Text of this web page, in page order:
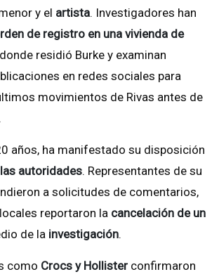
y el artista. Investigadores han
de registro en una vivienda de
donde residió Burke y examinan
en redes sociales para
movimientos de Rivas antes de
años, ha manifestado su disposición
autoridades. Representantes de su
a solicitudes de comentarios,
reportaron la cancelación de un
de la investigación.
como Crocs y Hollister confirmaron